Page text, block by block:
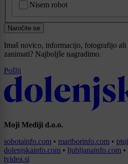
Nisem robot
Naročite se
Imaš novico, informacijo, fotografijo ali
zanimati? Najboljše nagradimo.
Pošlji
Moji Mediji d.o.o.
sobotainfo.com • mariborinfo.com •
dolenjskainfo.com • ljubljanainfo.com •
tvidea.si